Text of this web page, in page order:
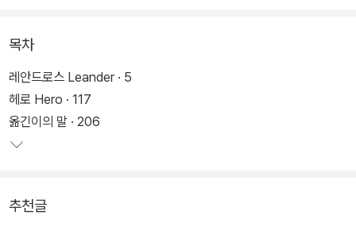
헤로의 이야기는 20세기 초 베오그라드와 프라하를 배경으로, 레안
드로스의 이야기는 17세기 남동부 유럽을 배경으로 한다. 소설은 신
화 속 전설의 형태를 그대로 따르고 있어 소설 속 연인들이 서로를 향
해 나아가게 된다. 그렇게 시대를 달리한 연인이 이 소설 속에서 만남
으로써 시.공간을 초월한 구성으로 실험적 형식을 선보이고 있다. 즉
목차
레안드로스 Leander · 5
헤로 Hero · 117
옮긴이의 말 · 206
추천글